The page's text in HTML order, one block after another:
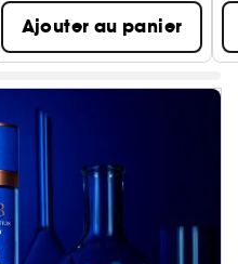
Ajouter au panier